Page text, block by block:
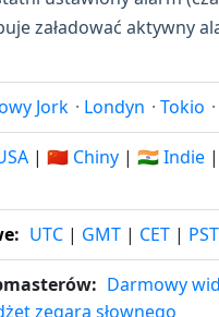
załadować aktywny
Jork · Londyn · Tokio ·
| 🇨🇳 Chiny | 🇮🇳 Indie |
: UTC | GMT | CET | PST
Darmowy
zegara słownego